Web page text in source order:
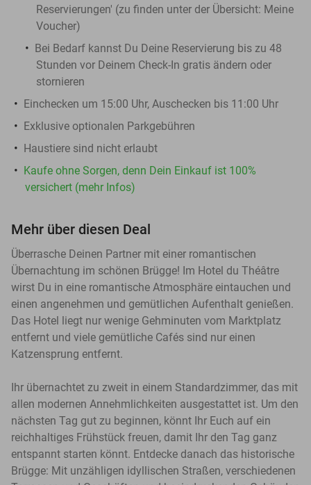
Reservierungen' (zu finden unter der Übersicht: Meine
Voucher)
Bei Bedarf kannst Du Deine Reservierung bis zu 48
Stunden vor Deinem Check-In gratis ändern oder
stornieren
Einchecken um 15:00 Uhr, Auschecken bis 11:00 Uhr
Exklusive optionalen Parkgebühren
Haustiere sind nicht erlaubt
Kaufe ohne Sorgen, denn Dein Einkauf ist 100%
versichert (mehr Infos)
Mehr über diesen Deal
Überrasche Deinen Partner mit einer romantischen
Übernachtung im schönen Brügge! Im Hotel du Théâtre
wirst Du in eine romantische Atmosphäre eintauchen und
einen angenehmen und gemütlichen Aufenthalt genießen.
Das Hotel liegt nur wenige Gehminuten vom Marktplatz
entfernt und viele gemütliche Cafés sind nur einen
Katzensprung entfernt.
Ihr übernachtet zu zweit in einem Standardzimmer, das mit
allen modernen Annehmlichkeiten ausgestattet ist. Um den
nächsten Tag gut zu beginnen, könnt Ihr Euch auf ein
reichhaltiges Frühstück freuen, damit Ihr den Tag ganz
entspannt starten könnt. Entdecke danach das historische
Brügge: Mit unzähligen idyllischen Straßen, verschiedenen